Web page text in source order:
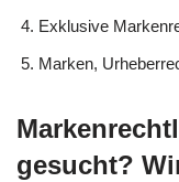
Exklusive
Marken,
gesucht?